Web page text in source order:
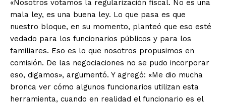
«Nosotros votamos la regularización fiscal. No es una
mala ley, es una buena ley. Lo que pasa es que
nuestro bloque, en su momento, planteó que eso esté
vedado para los funcionarios públicos y para los
familiares. Eso es lo que nosotros propusimos en
comisión. De las negociaciones no se pudo incorporar
eso, digamos», argumentó. Y agregó: «Me dio mucha
bronca ver cómo algunos funcionarios utilizan esta
herramienta, cuando en realidad el funcionario es el